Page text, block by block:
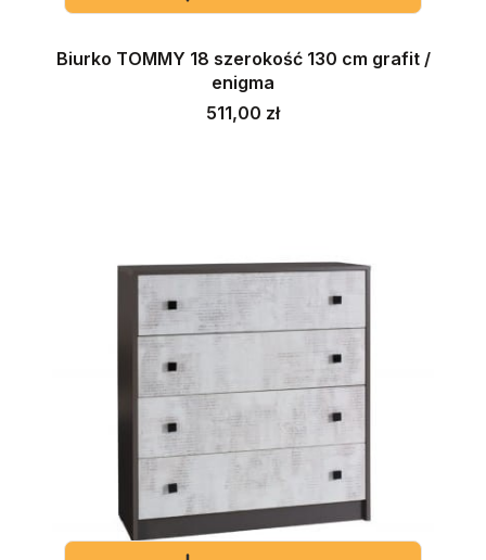
Biurko TOMMY 18 szerokość 130 cm grafit /
enigma
Cena
511,00 zł